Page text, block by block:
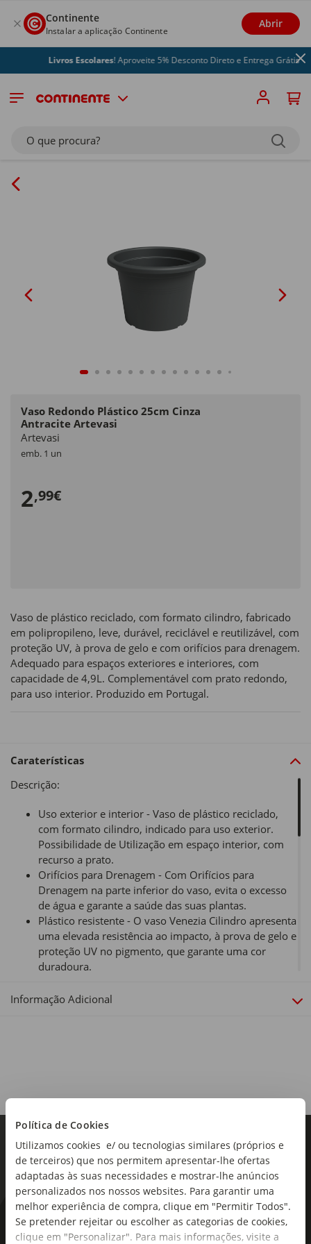
Política de Cookies
Utilizamos cookies e/ ou tecnologias similares (próprios e
de terceiros) que nos permitem apresentar-lhe ofertas
adaptadas às suas necessidades e mostrar-lhe anúncios
personalizados nos nossos websites. Para garantir uma
melhor experiência de compra, clique em "Permitir Todos".
Se pretender rejeitar ou escolher as categorias de cookies,
clique em "Personalizar". Para mais informações, visite a
Continente
Instalar a aplicação Continente
Abrir
Livros Escolares! Aproveite 5% Desconto Direto e Entrega Grátis
O que procura?
Vaso Redondo Plástico 25cm Cinza
Antracite Artevasi
Artevasi
emb. 1 un
2,99€
Vaso de plástico reciclado, com formato cilindro, fabricado
em polipropileno, leve, durável, reciclável e reutilizável, com
proteção UV, à prova de gelo e com orifícios para drenagem.
Adequado para espaços exteriores e interiores, com
capacidade de 4,9L. Complementável com prato redondo,
para uso interior. Produzido em Portugal.
Caraterísticas
Descrição:
Uso exterior e interior - Vaso de plástico reciclado,
com formato cilindro, indicado para uso exterior.
Possibilidade de Utilização em espaço interior, com
recurso a prato.
Orifícios para Drenagem - Com Orifícios para
Drenagem na parte inferior do vaso, evita o excesso
de água e garante a saúde das suas plantas.
Plástico resistente - O vaso Venezia Cilindro apresenta
uma elevada resistência ao impacto, à prova de gelo e
proteção UV no pigmento, que garante uma cor
duradoura.
linhas tradicionais e formato cilíndrico.
25cm x Altura: 18,2cm
Profundidade: 16,7cm x Altura: 18,2cm
Tipo de produto:
Vasos
Cor:
Antracite
Informação Adicional
As novidades mais frescas no